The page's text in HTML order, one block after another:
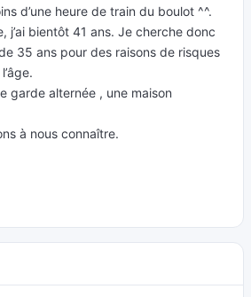
d’une heure de train du boulot ^^.
j’ai bientôt 41 ans. Je cherche donc
35 ans pour des raisons de risques
garde alternée , une maison
à nous connaître.